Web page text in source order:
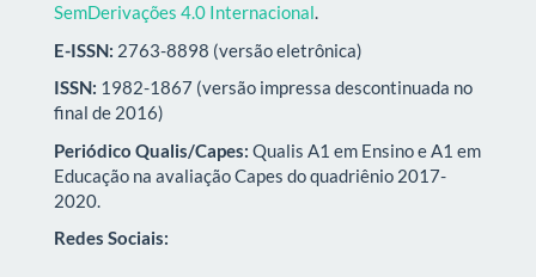
SemDerivações 4.0 Internacional.
E-ISSN: 2763-8898 (versão eletrônica)
ISSN: 1982-1867 (versão impressa descontinuada no
final de 2016)
Periódico Qualis/Capes: Qualis A1 em Ensino e A1 em
Educação na avaliação Capes do quadriênio 2017-
2020.
Redes Sociais: